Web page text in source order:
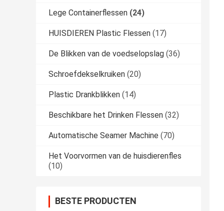
Lege Containerflessen (24)
HUISDIEREN Plastic Flessen (17)
De Blikken van de voedselopslag (36)
Schroefdekselkruiken (20)
Plastic Drankblikken (14)
Beschikbare het Drinken Flessen (32)
Automatische Seamer Machine (70)
Het Voorvormen van de huisdierenfles
(10)
BESTE PRODUCTEN